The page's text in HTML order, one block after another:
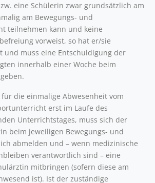
eine Schülerin zwar grundsätzlich am
am Bewegungs- und
teilnehmen kann und keine
vorweist, so hat er/sie
und muss eine Entschuldigung der
innerhalb einer Woche beim
die einmalige Abwesenheit vom
erst im Laufe des
Unterrichtstages, muss sich der
beim jeweiligen Bewegungs- und
abmelden und – wenn medizinische
verantwortlich sind – eine
mitbringen (sofern diese am
ist). Ist der zuständige